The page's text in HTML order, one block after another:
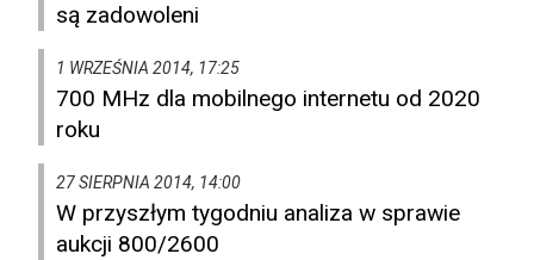
są zadowoleni
1 WRZEŚNIA 2014, 17:25
700 MHz dla mobilnego internetu od 2020
roku
27 SIERPNIA 2014, 14:00
W przyszłym tygodniu analiza w sprawie
aukcji 800/2600